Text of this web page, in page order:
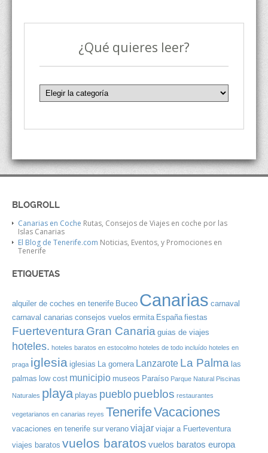
¿Qué quieres leer?
BLOGROLL
Canarias en Coche Rutas, Consejos de Viajes en coche por las
Islas Canarias
El Blog de Tenerife.com Noticias, Eventos, y Promociones en
Tenerife
ETIQUETAS
alquiler de coches en tenerife Buceo Canarias carnaval
carnaval canarias consejos vuelos ermita España fiestas
Fuerteventura Gran Canaria guias de viajes
hoteles. hoteles baratos en estocolmo hoteles de todo incluído hoteles en
praga iglesia iglesias La gomera Lanzarote La Palma las
palmas low cost municipio museos Paraíso Parque Natural Piscinas
Naturales playa playas pueblo pueblos restaurantes
vegetarianos en canarias reyes TenerifeVacaciones
vacaciones en tenerife sur verano viajar viajar a Fuerteventura
viajes baratos vuelos baratos vuelos baratos europa